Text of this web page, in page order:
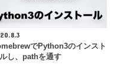
でPython3のインスト
し、pathを通す